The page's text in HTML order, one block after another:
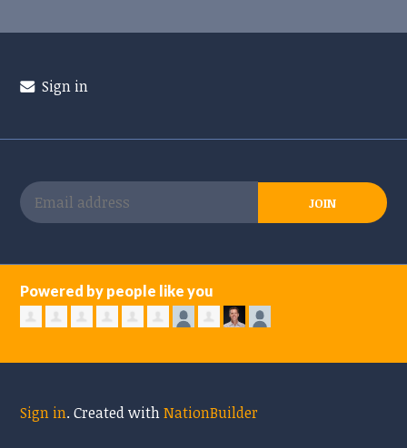
Sign in
Powered by people like you
Sign in.Created withNationBuilder